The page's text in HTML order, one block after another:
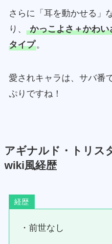
さらに「耳を動かせる」
り、
かっこよさ＋かわ
タイプ。
愛されキャラは、サバ番
ぷりですね！
アギナルド・トリス
wiki風経歴
経歴
・前世なし